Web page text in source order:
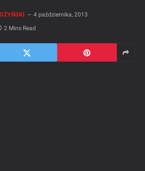
4 października, 2013
2 Mins Read